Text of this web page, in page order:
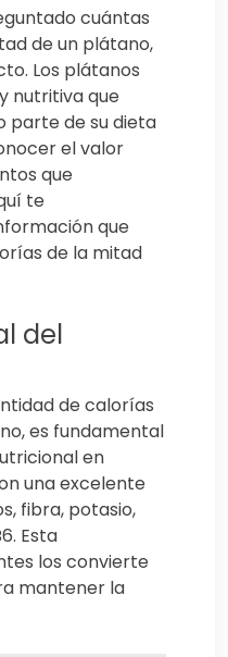
cuántas
de un plátano,
Los plátanos
nutritiva que
parte de su dieta
el valor
que
te
que
de la mitad
del
de calorías
es fundamental
en
una excelente
fibra, potasio,
Esta
los convierte
mantener la